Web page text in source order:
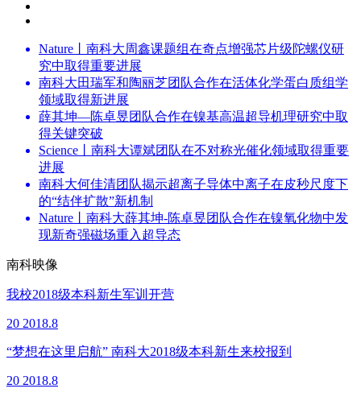
Nature丨南科大周鑫课题组在奇点增强芯片级陀螺仪研
究中取得重要进展
南科大田瑞军和陶丽芝团队合作在活体化学蛋白质组学
领域取得新进展
薛其坤—陈卓昱团队合作在镍基高温超导机理研究中取
得关键突破
Science丨南科大谭斌团队在不对称光催化领域取得重要
进展
南科大何佳清团队揭示超离子导体中离子在皮秒尺度下
的“结伴扩散”新机制
Nature丨南科大薛其坤-陈卓昱团队合作在镍氧化物中发
现新奇强磁场重入超导态
南科映像
我校2018级本科新生军训开营
20 2018.8
“梦想在这里启航” 南科大2018级本科新生来校报到
20 2018.8